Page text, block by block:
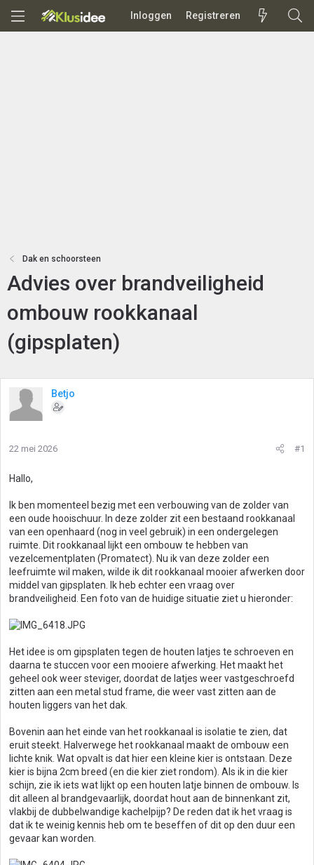
Inloggen Registreren
Dak en schoorsteen
Advies over brandveiligheid
ombouw rookkanaal
(gipsplaten)
Betjo
22 mei 2026 #1
Hallo,
Ik ben momenteel bezig met een verbouwing van de zolder van
een oude hooischuur. In deze zolder zit een bestaand rookkanaal
van een openhaard (nog in veel gebruik) in een ondergelegen
ruimte. Dit rookkanaal lijkt een ombouw te hebben van
vezelcementplaten (Promatect). Nu ik van deze zolder een
leefruimte wil maken, wilde ik dit rookkanaal mooier afwerken door
middel van gipsplaten. Ik heb echter een vraag over
brandveiligheid. Een foto van de huidige situatie ziet u hieronder:
Het idee is om gipsplaten tegen de houten latjes te schroeven en
daarna te stuccen voor een mooiere afwerking. Het maakt het
geheel ook weer steviger, doordat de latjes weer vastgeschroefd
zitten aan een metal stud frame, die weer vast zitten aan de
houten liggers van het dak.
Bovenin aan het einde van het rookkanaal is isolatie te zien, dat
eruit steekt. Halverwege het rookkanaal maakt de ombouw een
lichte knik. Wat opvalt is dat hier een kleine kier is ontstaan. Deze
kier is bijna 2cm breed (en die kier ziet rondom). Als ik in die kier
schijn, zie ik iets wat lijkt op een houten latje binnen de ombouw. Is
dit alleen al brandgevaarlijk, doordat hout aan de binnenkant zit,
vlakbij de dubbelwandige kachelpijp? De reden dat ik het vraag is
dat ik te weinig kennis heb om te beseffen of dit op den duur een
gevaar kan worden.